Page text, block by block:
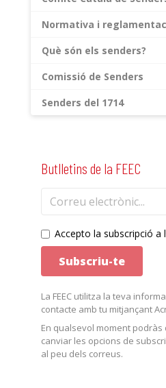
Normativa i
Què són els senders?
Comissió de Senders
Senders del 1714
Butlletins de la FEEC
Accepto la subscripció a
La FEEC utilitza la teva
contacte amb tu mitjançant
En qualsevol moment
canviar les opcions de
al peu dels correus.